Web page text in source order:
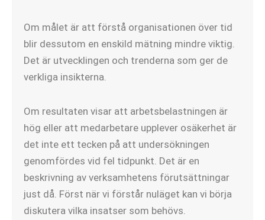
Om målet är att förstå organisationen över tid
blir dessutom en enskild mätning mindre viktig.
Det är utvecklingen och trenderna som ger de
verkliga insikterna.
Om resultaten visar att arbetsbelastningen är
hög eller att medarbetare upplever osäkerhet är
det inte ett tecken på att undersökningen
genomfördes vid fel tidpunkt. Det är en
beskrivning av verksamhetens förutsättningar
just då. Först när vi förstår nuläget kan vi börja
diskutera vilka insatser som behövs.